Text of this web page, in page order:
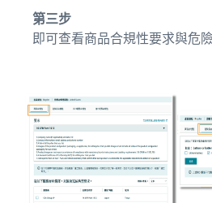
第三步
即可查看商品合規性要求與危